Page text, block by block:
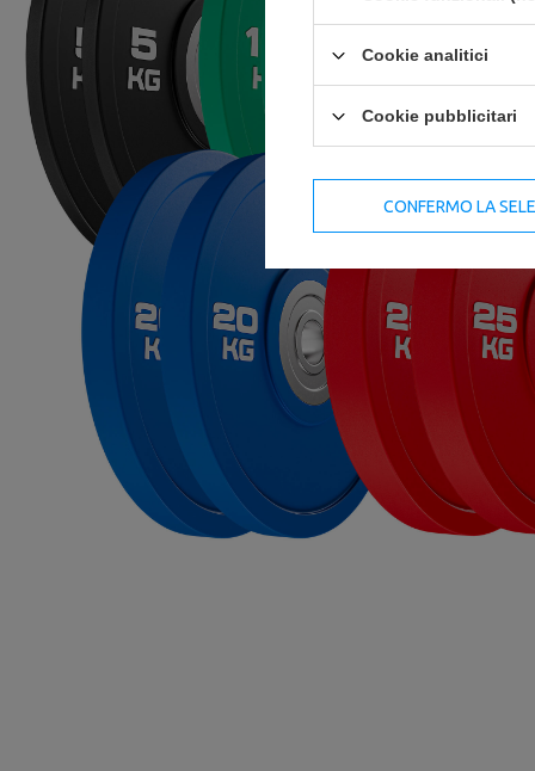
Cookie analitici
Cookie pubblicitari
CONFERMO LA